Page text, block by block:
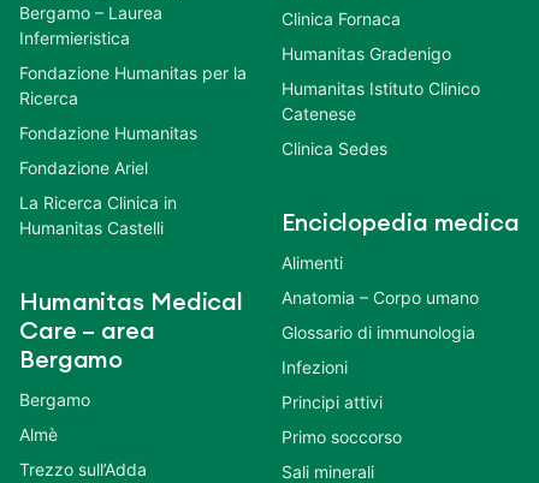
Bergamo – Laurea
Infermieristica
Fondazione Humanitas per la
Ricerca
Fondazione Humanitas
Fondazione Ariel
La Ricerca Clinica in
Humanitas Castelli
Humanitas Medical
Care – area
Bergamo
Bergamo
Almè
Trezzo sull’Adda
Clinica Fornaca
Humanitas Gradenigo
Humanitas Istituto Clinico
Catenese
Clinica Sedes
Enciclopedia medica
Alimenti
Anatomia – Corpo umano
Glossario di immunologia
Infezioni
Principi attivi
Primo soccorso
Sali minerali